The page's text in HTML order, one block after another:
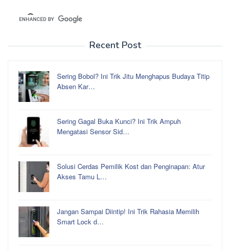
Recent Post
Sering Bobol? Ini Trik Jitu Menghapus Budaya Titip
Absen Kar…
Sering Gagal Buka Kunci? Ini Trik Ampuh
Mengatasi Sensor Sid…
Solusi Cerdas Pemilik Kost dan Penginapan: Atur
Akses Tamu L…
Jangan Sampai Diintip! Ini Trik Rahasia Memilih
Smart Lock d…